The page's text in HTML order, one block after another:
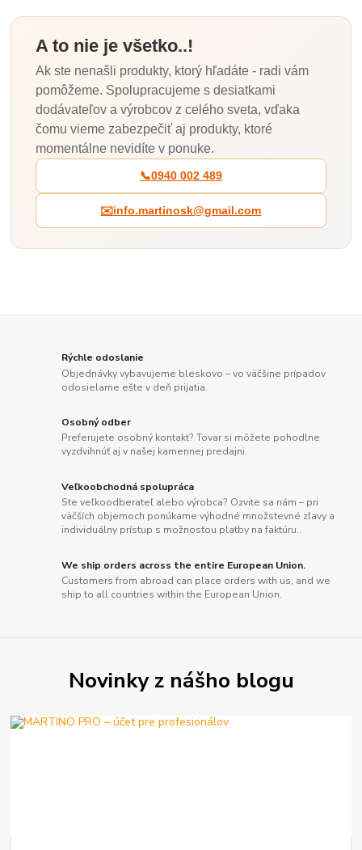
A to nie je všetko..!
Ak ste nenašli produkty, ktorý hľadáte - radi vám
pomôžeme. Spolupracujeme s desiatkami
dodávateľov a výrobcov z celého sveta, vďaka
čomu vieme zabezpečiť aj produkty, ktoré
momentálne nevidíte v ponuke.
📞0940 002 489
✉️info.martinosk@gmail.com
Rýchle odoslanie
Objednávky vybavujeme bleskovo – vo väčšine prípadov
odosielame ešte v deň prijatia.
Osobný odber
Preferujete osobný kontakt? Tovar si môžete pohodlne
vyzdvihnúť aj v našej kamennej predajni.
Veľkoobchodná spolupráca
Ste veľkoodberateľ alebo výrobca? Ozvite sa nám – pri
väčších objemoch ponúkame výhodné množstevné zľavy a
individuálny prístup s možnosťou platby na faktúru..
We ship orders across the entire European Union.
Customers from abroad can place orders with us, and we
ship to all countries within the European Union.
Novinky z nášho blogu